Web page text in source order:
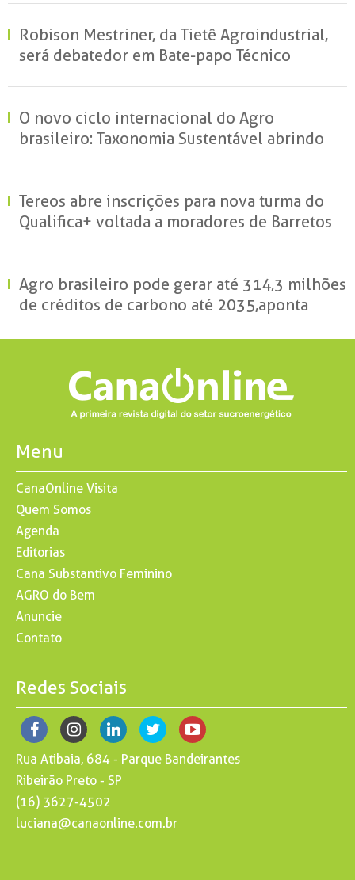
Robison Mestriner, da Tietê Agroindustrial,
será debatedor em Bate-papo Técnico
O novo ciclo internacional do Agro
brasileiro: Taxonomia Sustentável abrindo
Tereos abre inscrições para nova turma do
Qualifica+ voltada a moradores de Barretos
Agro brasileiro pode gerar até 314,3 milhões
de créditos de carbono até 2035, aponta
Menu
CanaOnline Visita
Quem Somos
Agenda
Editorias
Cana Substantivo Feminino
AGRO do Bem
Anuncie
Contato
Redes Sociais
Rua Atibaia, 684 - Parque Bandeirantes
Ribeirão Preto - SP
(16) 3627-4502
luciana@canaonline.com.br